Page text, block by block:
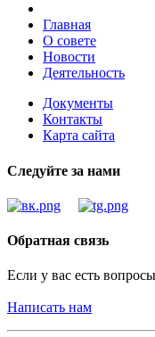
Главная
О совете
Новости
Деятельность
Документы
Контакты
Карта сайта
Следуйте за нами
Обратная связь
Если у вас есть
Написать нам